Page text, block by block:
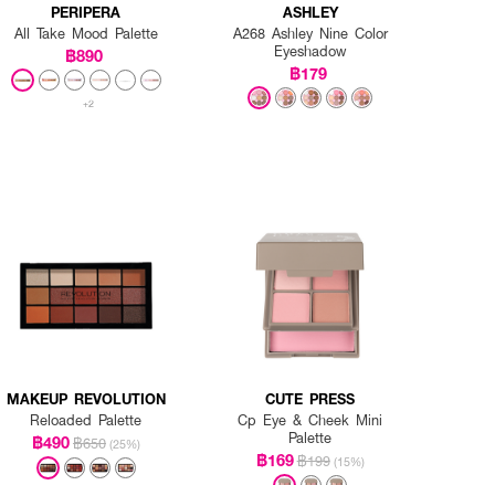
PERIPERA
All Take Mood Palette
฿890
+2
ASHLEY
A268 Ashley Nine Color
Eyeshadow
฿179
MAKEUP REVOLUTION
Reloaded Palette
฿490฿650 (25%)
CUTE PRESS
Cp Eye & Cheek Mini
Palette
฿169฿199 (15%)